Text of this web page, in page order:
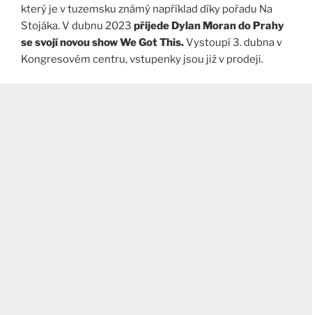
který je v tuzemsku známý například díky pořadu Na
Stojáka. V dubnu 2023 přijede Dylan Moran do Prahy
se svojí novou show We Got This.Vystoupí 3. dubna v
Kongresovém centru, vstupenky jsou již v prodeji.